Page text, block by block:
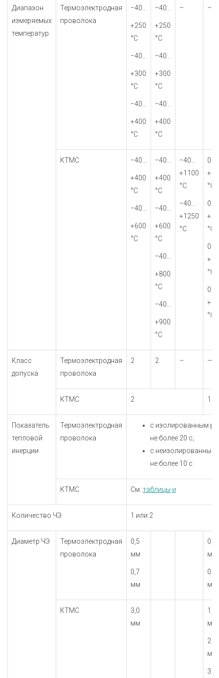
Диапазон
измеряемых
температур
Термоэлектродная
проволока
−40…
+250
°С
−40…
+300
°С
−40…
+400
°С
−40…
+250
°С
−40…
+300
°С
−40…
+400
°С
– –
КТМС −40…
+400
°С
−40…
+600
°С
−40…
+400
°С
−40…
+600
°С
−40…
+800
°С
−40…
+900
°С
−40…
+1100
°С
−40…
+1250
°С
0…
°С
0…
°С
0…
°С
0…
°С
Класс
допуска
Термоэлектродная
проволока
2 2 – —
КТМС 2 1
Показатель
тепловой
инерции
Термоэлектродная
проволока
с изолированным
не более 20 с;
с неизолированным
не более 10 с
КТМС См. таблицы и
Количество ЧЭ 1 или 2
Диаметр ЧЭ
Термоэлектродная
проволока
0,5
мм
0,7
мм
0,5
мм
0,7
мм
КТМС
3,0
мм
1,5
мм
2,0
мм
3,0